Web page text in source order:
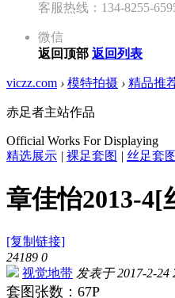
客服热线：134-8255-
微信
返回顶部 返回列表
viczz.com › 模特拍摄 › 精品推
赤足者主站作品
Official Works For Displaying
精选展示 | 裸足套图 | 丝足套图
章佳怡2013-4[
[复制链接]
24189 0
视觉地带 发表于 2017-2-24
套图张数：67P